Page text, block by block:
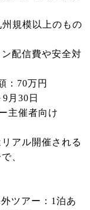
規模以上のもの
配信費や安全対
：70万円
月30日
主催者向け
アル開催される
、
ツアー：1泊あ